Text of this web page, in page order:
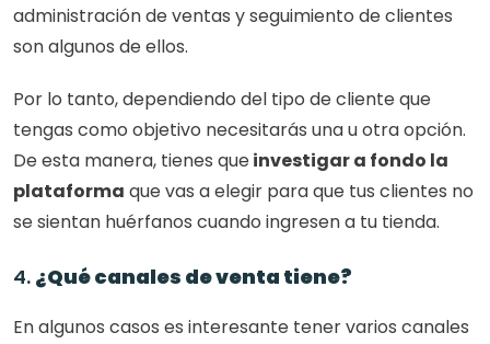
administración de ventas y seguimiento de clientes
son algunos de ellos.
Por lo tanto, dependiendo del tipo de cliente que
tengas como objetivo necesitarás una u otra opción.
De esta manera, tienes que investigar a fondo la
plataforma que vas a elegir para que tus clientes no
se sientan huérfanos cuando ingresen a tu tienda.
4. ¿Qué canales de venta tiene?
En algunos casos es interesante tener varios canales